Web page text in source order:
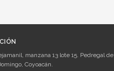
manzana 13 lote 15. Pedregal de
Coyoacán.